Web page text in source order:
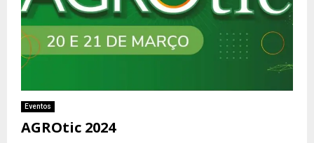
Eventos
AGROtic 2024